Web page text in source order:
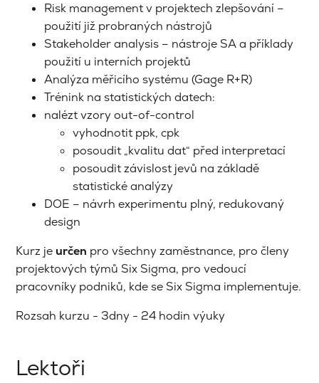
Risk management v projektech zlepšování –
použití již probraných nástrojů
Stakeholder analysis – nástroje SA a příklady
použití u interních projektů
Analýza měřicího systému (Gage R+R)
Trénink na statistických datech:
nalézt vzory out-of-control
vyhodnotit ppk, cpk
posoudit „kvalitu dat“ před interpretací
posoudit závislost jevů na základě
statistické analýzy
DOE – návrh experimentu plný, redukovaný
design
Kurz je určen pro všechny zaměstnance, pro členy
projektových týmů Six Sigma, pro vedoucí
pracovníky podniků, kde se Six Sigma implementuje.
Rozsah kurzu - 3dny - 24 hodin výuky
Lektoři